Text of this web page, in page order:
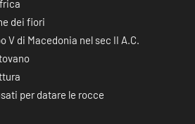
dei fiori
V di Macedonia nel sec II A.C.
per datare le rocce